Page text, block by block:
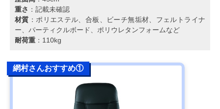
重さ ：記載未確認
材質 ：ポリエステル、合板、ビーチ無垢材、フェルトライナ
ー、パーティクルボード、ポリウレタンフォームなど
耐荷重 ：110kg
網村さんおすすめ①